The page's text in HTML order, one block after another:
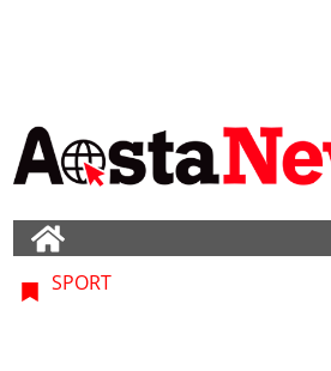
SPORT